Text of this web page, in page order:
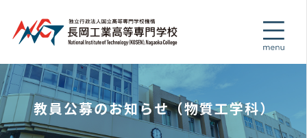
教員公募のお知らせ（物質工学科）